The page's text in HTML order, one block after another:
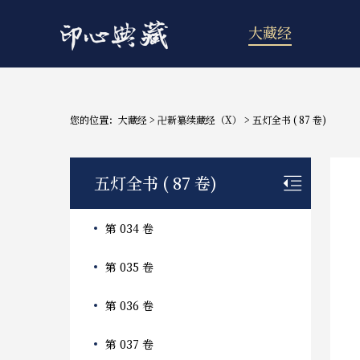
大藏经
您的位置： 大藏经 > 卍新纂续藏经（X） > 五灯全书 ( 87 卷)
五灯全书 ( 87 卷)
第 034 卷
第 035 卷
第 036 卷
第 037 卷